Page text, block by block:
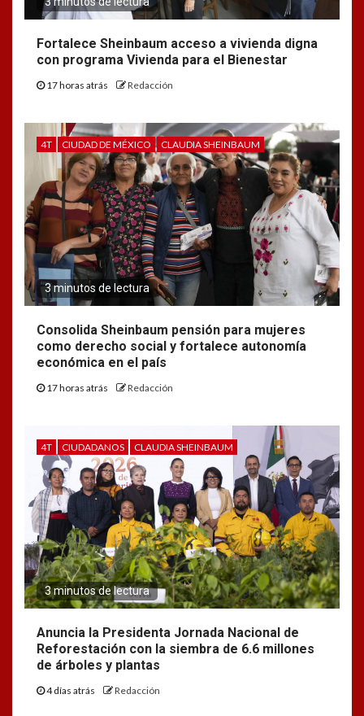
Fortalece Sheinbaum acceso a vivienda digna
con programa Vivienda para el Bienestar
17 horas atrás Redacción
4T CIUDAD DE MÉXICO CLAUDIA SHEINBAUM
3 minutos de lectura
Consolida Sheinbaum pensión para mujeres
como derecho social y fortalece autonomía
económica en el país
17 horas atrás Redacción
4T CIUDADANOS CLAUDIA SHEINBAUM
3 minutos de lectura
Anuncia la Presidenta Jornada Nacional de
Reforestación con la siembra de 6.6 millones
de árboles y plantas
4 días atrás Redacción